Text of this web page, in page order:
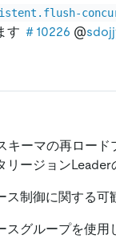
す ＃10226 @
キーマの再ロード
リージョンLeader
ス制御に関する可
スグループを使